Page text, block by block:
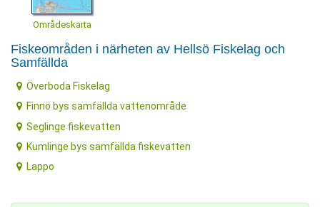
Områdeskarta
Fiskeområden i närheten av Hellsö Fiskelag och
Samfällda
Överboda Fiskelag
Finnö bys samfällda vattenområde
Seglinge fiskevatten
Kumlinge bys samfällda fiskevatten
Lappo